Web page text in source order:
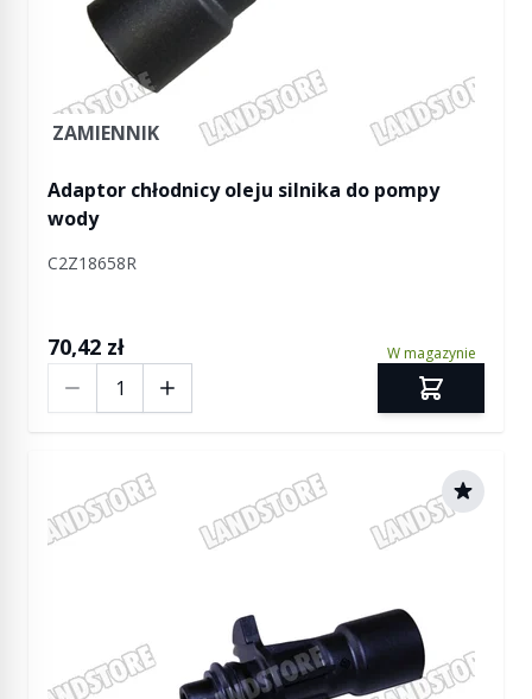
ZAMIENNIK
Adaptor chłodnicy oleju silnika do pompy
wody
C2Z18658R
70,42 zł W magazynie